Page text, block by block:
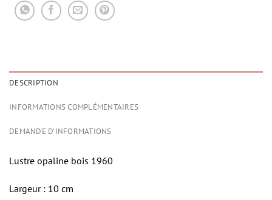
DESCRIPTION
INFORMATIONS COMPLÉMENTAIRES
DEMANDE D'INFORMATIONS
Lustre opaline bois 1960
Largeur : 10 cm